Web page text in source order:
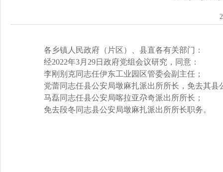
各乡镇人民政府（片区）、县直各有关部门 ：
经2022年3月29日政府党组会议研究，同意：
李刚别克同志任伊东工业园区管委会副主任 ；
党蕾同志任县公安局墩麻扎派出所所长，免去其
马磊同志任县公安局喀拉亚尕奇派出所所长 ；
免去段冬同志县公安局墩麻扎派出所所长职务。